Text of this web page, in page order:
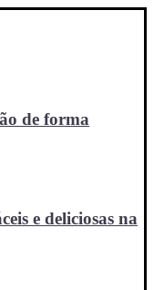
de forma
e deliciosas na